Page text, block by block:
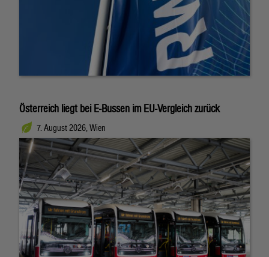
Österreich liegt bei E-Bussen im EU-Vergleich zurück
7. August 2026, Wien